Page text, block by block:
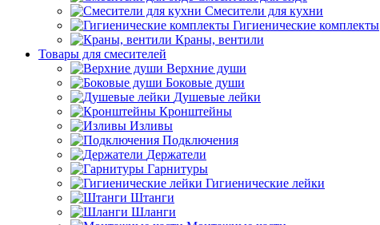
Смесители для кухни
Гигиенические комплекты
Краны, вентили
Товары для смесителей
Верхние души
Боковые души
Душевые лейки
Кронштейны
Изливы
Подключения
Держатели
Гарнитуры
Гигиенические лейки
Штанги
Шланги